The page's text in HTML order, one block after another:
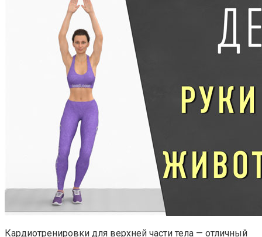
Кардиотренировки для верхней части тела — отличный